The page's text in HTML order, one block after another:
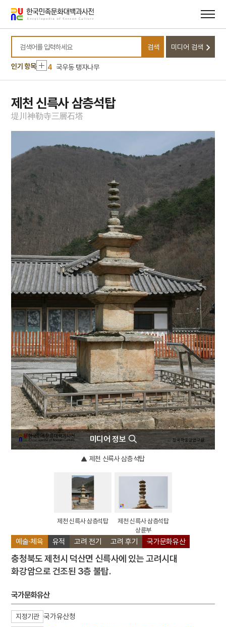
바로가기
바로가기
검색어를 입력하세요
검색 미디어 검색
인기 항목
1 오산전투
2 윤상원
3 고분벽화
4 국우동 탱자나무
5 채문식
6 청산별곡
7
강화도조약
오산전투
윤상원
3
고분벽화
국우동 탱자나무
5
채문식
6 청산별곡
7 강화도조약
8 교우촌
9 금성대군
10 대학연의
제천 신륵사 삼층석탑
堤 川神勒寺三層石塔
예술·체육 유적 고려 전기 고려 후기 국가문화유산
충청북도 제천시 덕산면 신륵사에 있는 고려시대
화강암으로 건조된 3층 불탑.
국가문화유산
지정기관 국가유산청
미디어 정보
제천 신륵사 삼층석탑
제천 신륵사 삼층석탑
제천 신륵사 삼층석탑
상륜부